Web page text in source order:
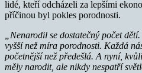
lidé, kteří odcházeli za lepšími
příčinou byl pokles porodnosti.
„Nenarodil se dostatečný počet
vyšší než míra porodnosti. Každá
početnější než předešlá. A nyní,
měly narodit, ale nikdy nespatří